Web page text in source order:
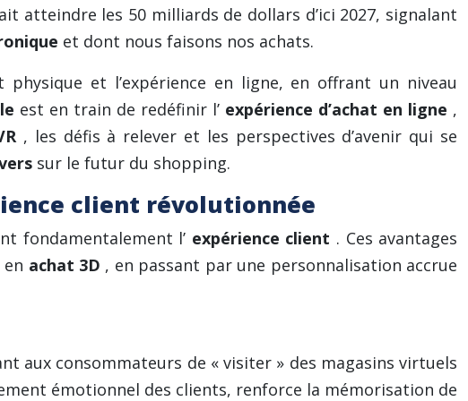
atteindre les 50 milliards de dollars d’ici 2027, signalant
et dont nous faisons nos achats.
et l’expérience en ligne, en offrant un niveau
est en train de redéfinir l’ expérience d’achat en ligne ,
, les défis à relever et les perspectives d’avenir qui se
sur le futur du shopping.
client révolutionnée
fondamentalement l’ expérience client . Ces avantages
achat 3D , en passant par une personnalisation accrue
aux consommateurs de « visiter » des magasins virtuels
émotionnel des clients, renforce la mémorisation de